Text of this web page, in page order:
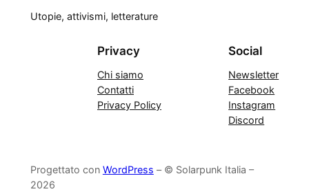
Utopie, attivismi, letterature
Privacy
Chi siamo
Contatti
Privacy Policy
Social
Newsletter
Facebook
Instagram
Discord
Progettato con WordPress – © Solarpunk Italia –
2026